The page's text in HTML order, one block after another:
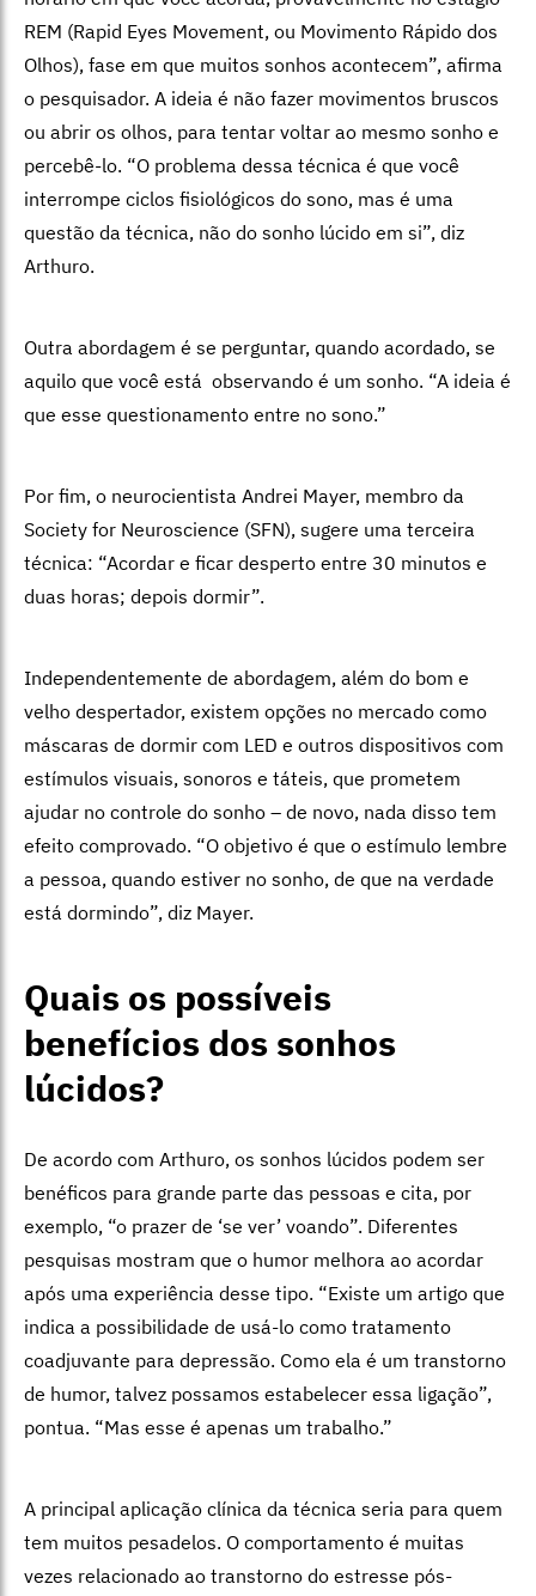
REM (Rapid Eyes Movement, ou Movimento Rápido dos
Olhos), fase em que muitos sonhos acontecem”, afirma
o pesquisador. A ideia é não fazer movimentos bruscos
ou abrir os olhos, para tentar voltar ao mesmo sonho e
percebê-lo. “O problema dessa técnica é que você
interrompe ciclos fisiológicos do sono, mas é uma
questão da técnica, não do sonho lúcido em si”, diz
Arthuro.
Outra abordagem é se perguntar, quando acordado, se
aquilo que você está observando é um sonho. “A ideia é
que esse questionamento entre no sono.”
Por fim, o neurocientista Andrei Mayer, membro da
Society for Neuroscience (SFN), sugere uma terceira
técnica: “Acordar e ficar desperto entre 30 minutos e
duas horas; depois dormir”.
Independentemente de abordagem, além do bom e
velho despertador, existem opções no mercado como
máscaras de dormir com LED e outros dispositivos com
estímulos visuais, sonoros e táteis, que prometem
ajudar no controle do sonho – de novo, nada disso tem
efeito comprovado. “O objetivo é que o estímulo lembre
a pessoa, quando estiver no sonho, de que na verdade
está dormindo”, diz Mayer.
Quais os possíveis
benefícios dos sonhos
lúcidos?
De acordo com Arthuro, os sonhos lúcidos podem ser
benéficos para grande parte das pessoas e cita, por
exemplo, “o prazer de ‘se ver’ voando”. Diferentes
pesquisas mostram que o humor melhora ao acordar
após uma experiência desse tipo. “Existe um artigo que
indica a possibilidade de usá-lo como tratamento
coadjuvante para depressão. Como ela é um transtorno
de humor, talvez possamos estabelecer essa ligação”,
pontua. “Mas esse é apenas um trabalho.”
A principal aplicação clínica da técnica seria para quem
tem muitos pesadelos. O comportamento é muitas
vezes relacionado ao transtorno do estresse pós-